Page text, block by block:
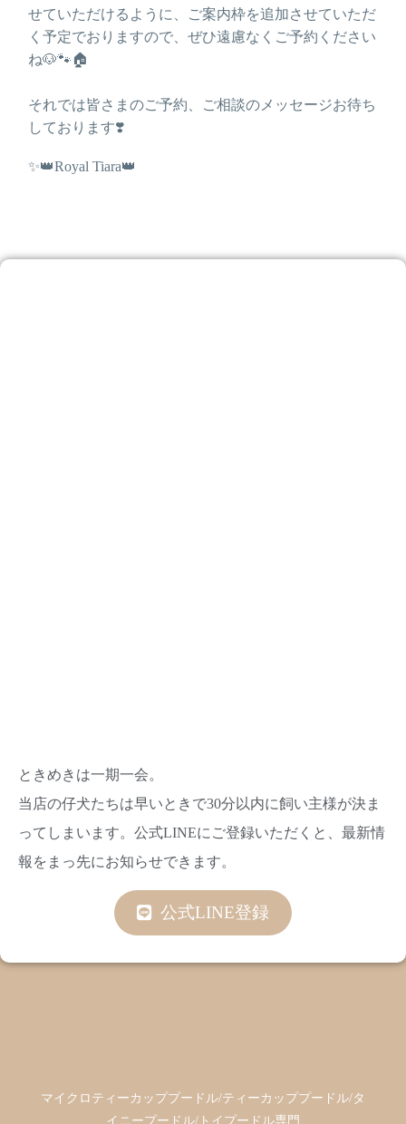
せていただけるように、ご案内枠を追加させていただ
く予定でおりますので、ぜひ遠慮なくご予約ください
ね🐶🐾🏠
それでは皆さまのご予約、ご相談のメッセージお待ち
しております❣️
✨👑Royal Tiara👑
ときめきは一期一会。
当店の仔犬たちは早いときで30分以内に飼い主様が決ま
ってしまいます。公式LINEにご登録いただくと、最新情
報をまっ先にお知らせできます。
公式LINE登録
マイクロティーカッププードル/ティーカッププードル/タ
イニープードル/トイプードル専門